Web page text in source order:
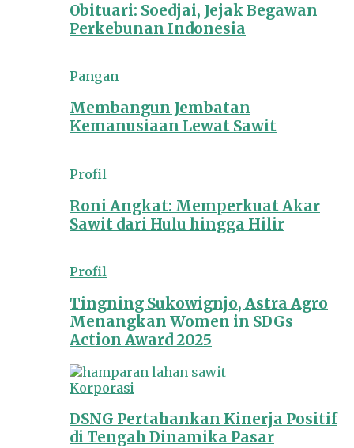
Obituari: Soedjai, Jejak Begawan
Perkebunan Indonesia
Pangan
Membangun Jembatan
Kemanusiaan Lewat Sawit
Profil
Roni Angkat: Memperkuat Akar
Sawit dari Hulu hingga Hilir
Profil
Tingning Sukowignjo, Astra Agro
Menangkan Women in SDGs
Action Award 2025
Korporasi
DSNG Pertahankan Kinerja Positif
di Tengah Dinamika Pasar